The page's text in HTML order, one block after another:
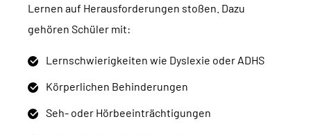
Lernen auf Herausforderungen stoßen. Dazu
gehören Schüler mit:
Lernschwierigkeiten wie Dyslexie oder ADHS
Körperlichen Behinderungen
Seh- oder Hörbeeinträchtigungen